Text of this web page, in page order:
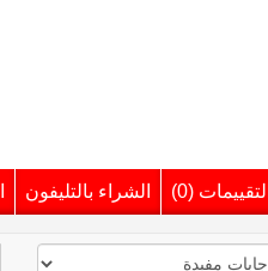
التقييمات (0) الشراء بالتليفون